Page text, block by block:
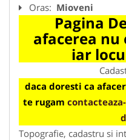
Oras: Mioveni
Pagina
afacerea nu
iar
daca doresti ca
te rugam
Topografie, cadastru si